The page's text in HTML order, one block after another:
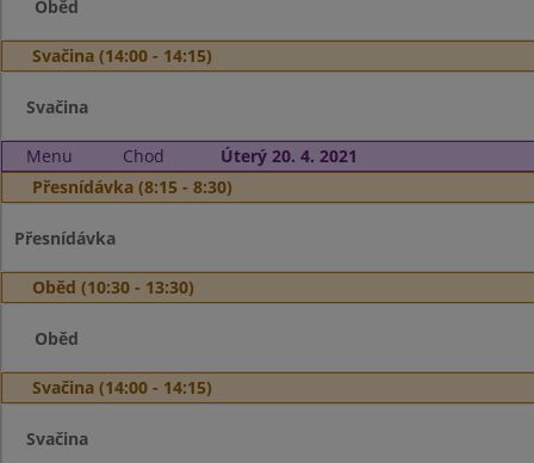
Oběd
Svačina (14:00 - 14:15)
Svačina
Menu Chod
Úterý 20. 4. 2021
Přesnídávka (8:15 - 8:30)
Přesnídávka
Oběd (10:30 - 13:30)
Oběd
Svačina (14:00 - 14:15)
Svačina